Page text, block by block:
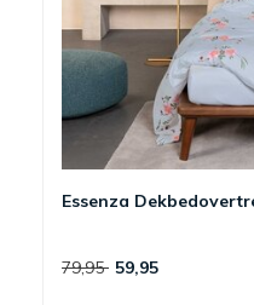
Essenza
79,95 59,95